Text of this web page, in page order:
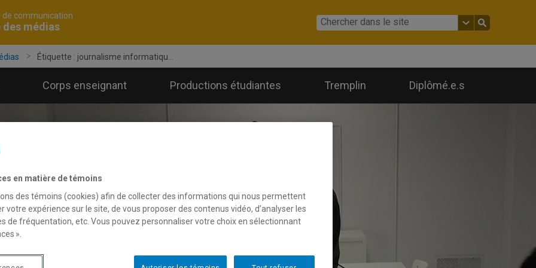
de communication
des médias
Étiquette : journalisme informatiqu...
Corps enseignant Productions étudiantes Tremplin Diplômé.e.s
en matière de témoins
des témoins (cookies) afin de collecter des informations qui nous permettent
votre expérience sur le site, de vous proposer des contenus vidéo, d’analyser les
de fréquentation, etc. Vous pouvez personnaliser votre choix en sélectionnant
».